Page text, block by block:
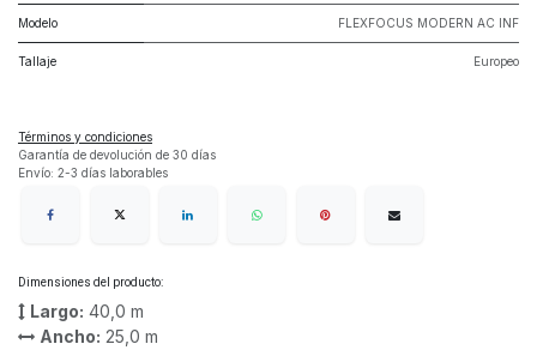
Modelo FLEXFOCUS MODERN AC INF
Tallaje Europeo
Términos y condiciones
Garantía de devolución de 30 días
Envío: 2-3 días laborables
Dimensiones del producto:
Largo: 40,0 m
Ancho: 25,0 m